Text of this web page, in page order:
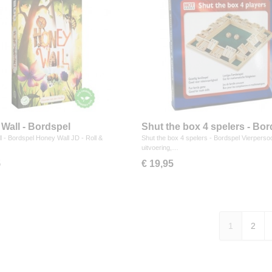
- Bordspel
- Bordspel Honey Wall JD - Roll &
Shut the box 4 spelers -
Shut the box 4 spelers - Bordspel
uitvoering,…
€ 19,95
1 2